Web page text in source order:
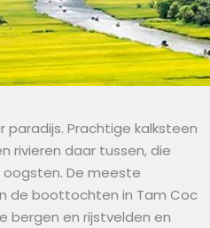
paradijs. Prachtige kalksteen
rivieren daar tussen, die
De meeste
de boottochten in Tam Coc
bergen en rijstvelden en